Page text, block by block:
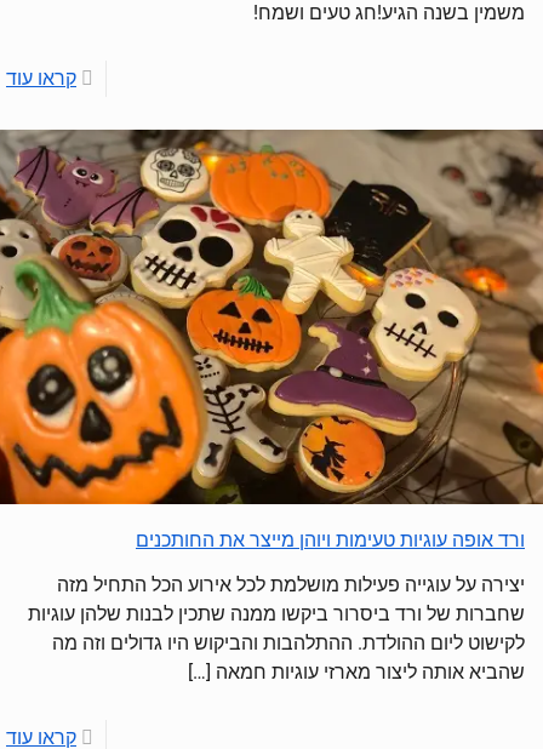
משמין בשנה הגיע!חג טעים ושמח!
קראו עוד
ורד אופה עוגיות טעימות ויוהן מייצר את החותכנים
יצירה על עוגייה פעילות מושלמת לכל אירוע הכל התחיל מזה
שחברות של ורד ביסרור ביקשו ממנה שתכין לבנות שלהן עוגיות
לקישוט ליום ההולדת. ההתלהבות והביקוש היו גדולים וזה מה
שהביא אותה ליצור מארזי עוגיות חמאה […]
קראו עוד